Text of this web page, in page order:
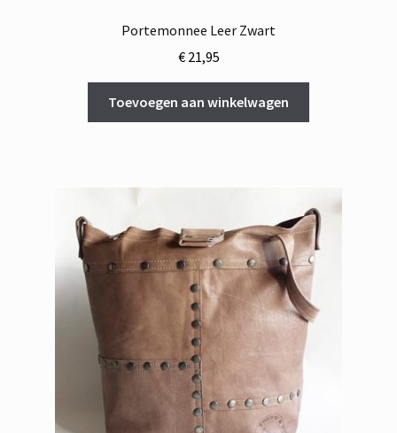
Portemonnee Leer Zwart
€21,95
Toevoegen aan winkelwagen